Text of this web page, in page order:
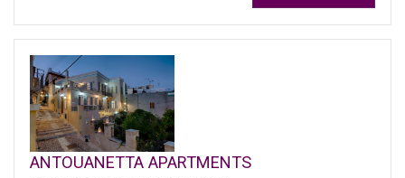
ANTOUANETTA APARTMENTS